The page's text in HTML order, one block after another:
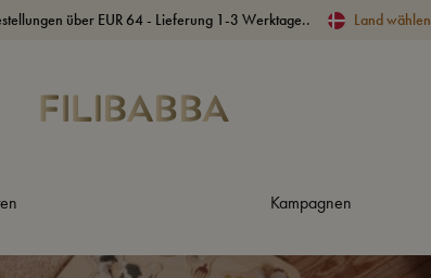
über EUR 64 - Lieferung 1-3 Werktage.. Land wählen
Kampagnen